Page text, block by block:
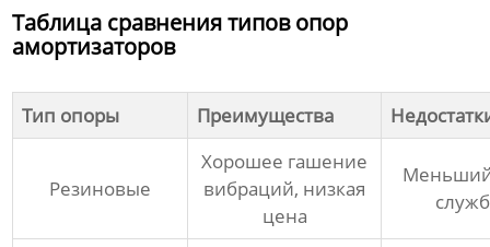
Таблица сравнения типов опор
амортизаторов
Тип опоры Преимущества
Резиновые
Хорошее гашение
вибраций, низкая
цена